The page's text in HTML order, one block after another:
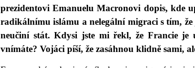
prezidentovi Emanuelu Macronovi dopis, kde
radikálnímu islámu a nelegální migraci s tím,
neučiní stát. Kdysi jste mi řekl, že Francie
vnímáte? Vojáci píší, že zasáhnou klidně sami,